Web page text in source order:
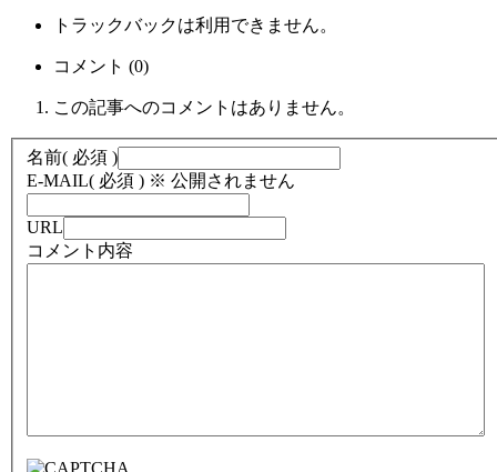
トラックバックは利用できません。
コメント (0)
この記事へのコメントはありません。
名前( 必須 )
E-MAIL( 必須 ) ※ 公開されません
URL
コメント内容